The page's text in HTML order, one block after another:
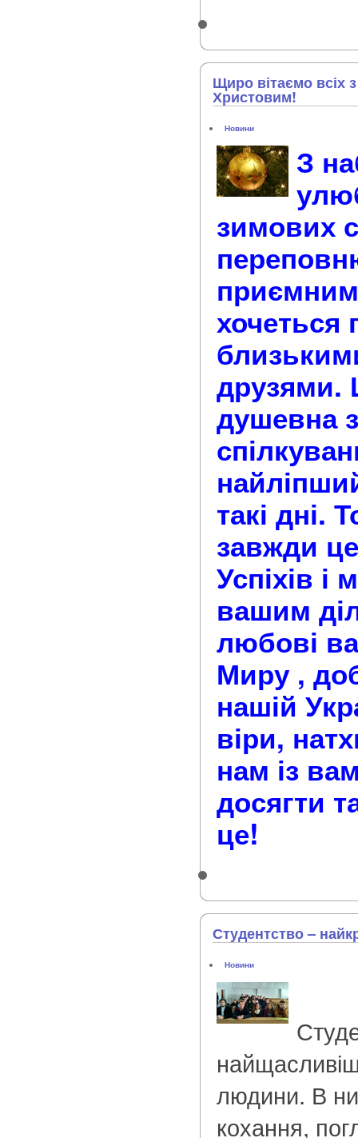
Щиро вітаємо всіх
Христовим!
Новини
З
зимових
хочеться
друзями.
душевна
такі дні.
завжди
Успіхів і
вашим
любові
Миру ,
нашій
віри,
нам із
досягти
це!
Студентство –
Новини
людини. В
кохання,